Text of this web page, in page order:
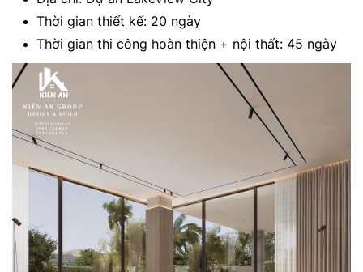
Thời gian thiết kế: 20 ngày
Thời gian thi công hoàn thiện + nội thất: 45 ngày